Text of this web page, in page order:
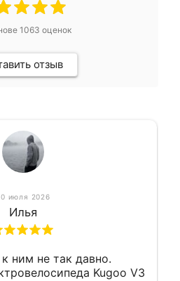
1063 оценок
отзыв
июля 2026
Илья
ним не так давно.
Kugoo V3